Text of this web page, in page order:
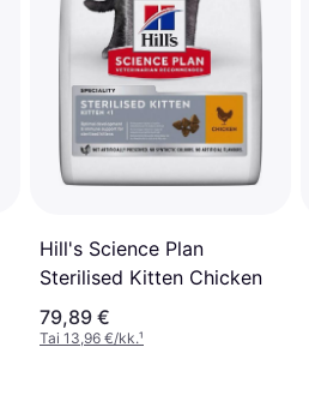
Hill's Science Plan
Sterilised Kitten Chicken
79,89 €
Tai 13,96 €/kk.¹